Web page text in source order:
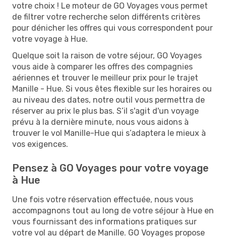
votre choix ! Le moteur de GO Voyages vous permet
de filtrer votre recherche selon différents critères
pour dénicher les offres qui vous correspondent pour
votre voyage à Hue.
Quelque soit la raison de votre séjour, GO Voyages
vous aide à comparer les offres des compagnies
aériennes et trouver le meilleur prix pour le trajet
Manille - Hue. Si vous êtes flexible sur les horaires ou
au niveau des dates, notre outil vous permettra de
réserver au prix le plus bas. S’il s'agit d'un voyage
prévu à la dernière minute, nous vous aidons à
trouver le vol Manille-Hue qui s’adaptera le mieux à
vos exigences.
Pensez à GO Voyages pour votre voyage
à Hue
Une fois votre réservation effectuée, nous vous
accompagnons tout au long de votre séjour à Hue en
vous fournissant des informations pratiques sur
votre vol au départ de Manille. GO Voyages propose